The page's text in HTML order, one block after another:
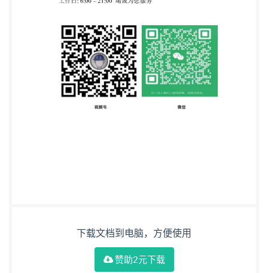
下载文档到电脑，方便使用
赞助2元下载